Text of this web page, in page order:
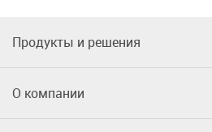
Продукты и решения
О компании